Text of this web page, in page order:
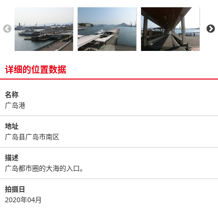
详细的位置数据
名称
广岛港
地址
广岛县广岛市南区
描述
广岛都市圈的大海的入口。
拍摄日
2020年04月